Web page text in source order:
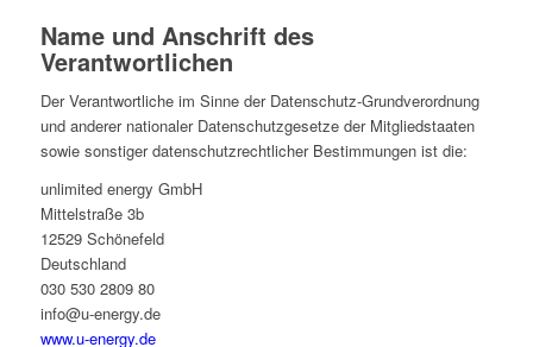
Name und Anschrift des
Verantwortlichen
Der Ver­ant­wort­li­che im Sinne der Daten­schutz-Grund­ver­ord­nung
und anderer natio­na­ler Daten­schutz­ge­setze der Mit­glied­staa­ten
sowie sons­ti­ger daten­schutz­recht­li­cher Bestim­mun­gen ist die:
unli­mi­ted energy GmbH
Mit­tel­straße 3b
12529 Schönefeld
Deutschland
030 530 2809 80
info@u‑energy.de
www.u‑energy.de